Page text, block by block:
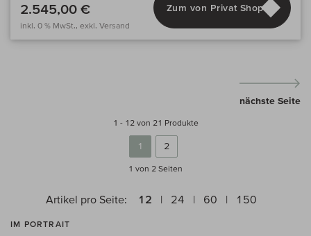
2.545,00 €
inkl. 0 % MwSt., exkl. Versand
Zum von Privat Shop
1 - 12 von 21 Produkte
1 2
nächste Seite
1 von 2 Seiten
Artikel pro Seite: 12 24 60 150
IM PORTRAIT